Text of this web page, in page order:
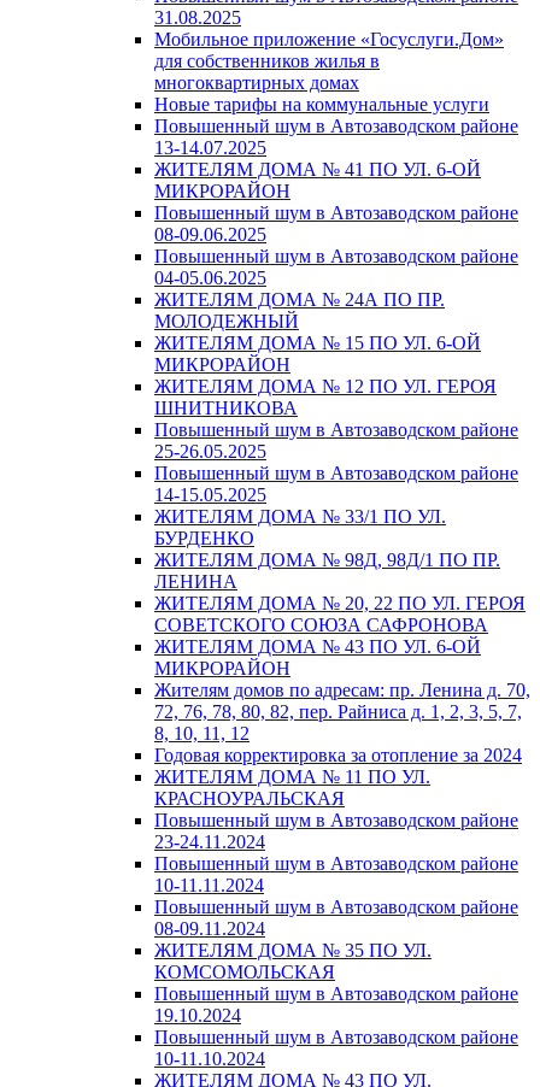
31.08.2025
Мобильное приложение «Госуслуги.Дом»
для собственников жилья в
многоквартирных домах
Новые тарифы на коммунальные услуги
Повышенный шум в Автозаводском районе
13-14.07.2025
ЖИТЕЛЯМ ДОМА № 41 ПО УЛ. 6-ОЙ
МИКРОРАЙОН
Повышенный шум в Автозаводском районе
08-09.06.2025
Повышенный шум в Автозаводском районе
04-05.06.2025
ЖИТЕЛЯМ ДОМА № 24А ПО ПР.
МОЛОДЕЖНЫЙ
ЖИТЕЛЯМ ДОМА № 15 ПО УЛ. 6-ОЙ
МИКРОРАЙОН
ЖИТЕЛЯМ ДОМА № 12 ПО УЛ. ГЕРОЯ
ШНИТНИКОВА
Повышенный шум в Автозаводском районе
25-26.05.2025
Повышенный шум в Автозаводском районе
14-15.05.2025
ЖИТЕЛЯМ ДОМА № 33/1 ПО УЛ.
БУРДЕНКО
ЖИТЕЛЯМ ДОМА № 98Д, 98Д/1 ПО ПР.
ЛЕНИНА
ЖИТЕЛЯМ ДОМА № 20, 22 ПО УЛ. ГЕРОЯ
СОВЕТСКОГО СОЮЗА САФРОНОВА
ЖИТЕЛЯМ ДОМА № 43 ПО УЛ. 6-ОЙ
МИКРОРАЙОН
Жителям домов по адресам: пр. Ленина д. 70,
72, 76, 78, 80, 82, пер. Райниса д. 1, 2, 3, 5, 7,
8, 10, 11, 12
Годовая корректировка за отопление за 2024
ЖИТЕЛЯМ ДОМА № 11 ПО УЛ.
КРАСНОУРАЛЬСКАЯ
Повышенный шум в Автозаводском районе
23-24.11.2024
Повышенный шум в Автозаводском районе
10-11.11.2024
Повышенный шум в Автозаводском районе
08-09.11.2024
ЖИТЕЛЯМ ДОМА № 35 ПО УЛ.
КОМСОМОЛЬСКАЯ
Повышенный шум в Автозаводском районе
19.10.2024
Повышенный шум в Автозаводском районе
10-11.10.2024
ЖИТЕЛЯМ ДОМА № 43 ПО УЛ.